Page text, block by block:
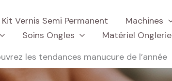
Kit Vernis Semi Permanent Machines
Soins Ongles Matériel Onglerie
les tendances manucure de l’année